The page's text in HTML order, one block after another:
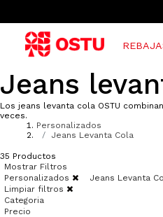
Hombre
Infantil
Personajes
Deportivo Mujer
Deportivo Hombre
Tenis
Packs -15%
NUEVO
Ropa Interior desde $9.900
Zapatos
Ropa Deportiva
Accesorios
Pijamas
Tarjetas regalo
Packs -15%
NUEVO
Zapatos
Nueva Colección
Ropa Interior
Accesorios
Pijamas
Tarjetas regalo
Mujer
Tarjetas regalo
Spider Man
Niñas
Niños
Tarjetas regalo
Jeans
Los jeans levanta cola OSTU
veces.
Personalizados
Jeans Levanta Cola
35 Productos
Mostrar Filtros
Personalizados
Jeans Levanta
Limpiar filtros
Categoria
Precio